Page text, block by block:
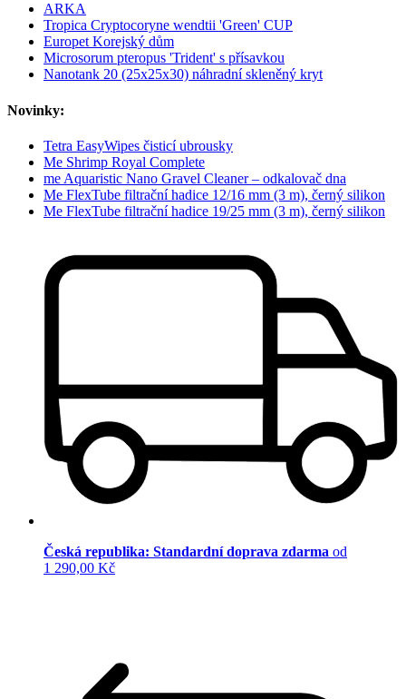
ARKA
Tropica Cryptocoryne wendtii 'Green' CUP
Europet Korejský dům
Microsorum pteropus 'Trident' s přísavkou
Nanotank 20 (25x25x30) náhradní skleněný kryt
Novinky:
Tetra EasyWipes čisticí ubrousky
Me Shrimp Royal Complete
me Aquaristic Nano Gravel Cleaner – odkalovač dna
Me FlexTube filtrační hadice 12/16 mm (3 m), černý silikon
Me FlexTube filtrační hadice 19/25 mm (3 m), černý silikon
Česká republika: Standardní doprava zdarma od
1 290,00 Kč